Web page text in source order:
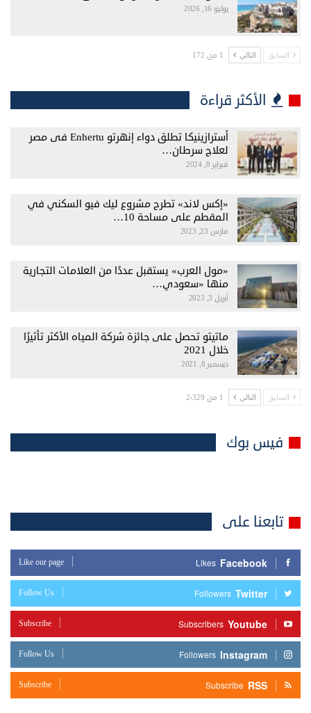
يوليو 16, 2026
السابق التالي 1 من 172
الأكثر قراءة
أسترازينيكا تطلق دواء إنهرتو Enhertu فى مصر
لعلاج سرطان…
فبراير 8, 2024
«إكس لاند» تطرح مشروع ليك فيو السكني في
المقطم على مساحة 10…
مارس 23, 2023
«مول العرب» يستقبل عددًا من العلامات التجارية
منها «سعودي…
أبريل 3, 2023
ماتيتو تحصل على جائزة شركة المياه الأكثر تأثيرًا
خلال 2021
ديسمبر 8, 2021
السابق التالي 1 من 2٬329
فيس بوك
تابعنا على
Facebook
Likes
Like our page
Twitter
Followers
Follow Us
Youtube
Subscribers
Subscribe
Instagram
Followers
Follow Us
RSS
Subscribe
Subscribe